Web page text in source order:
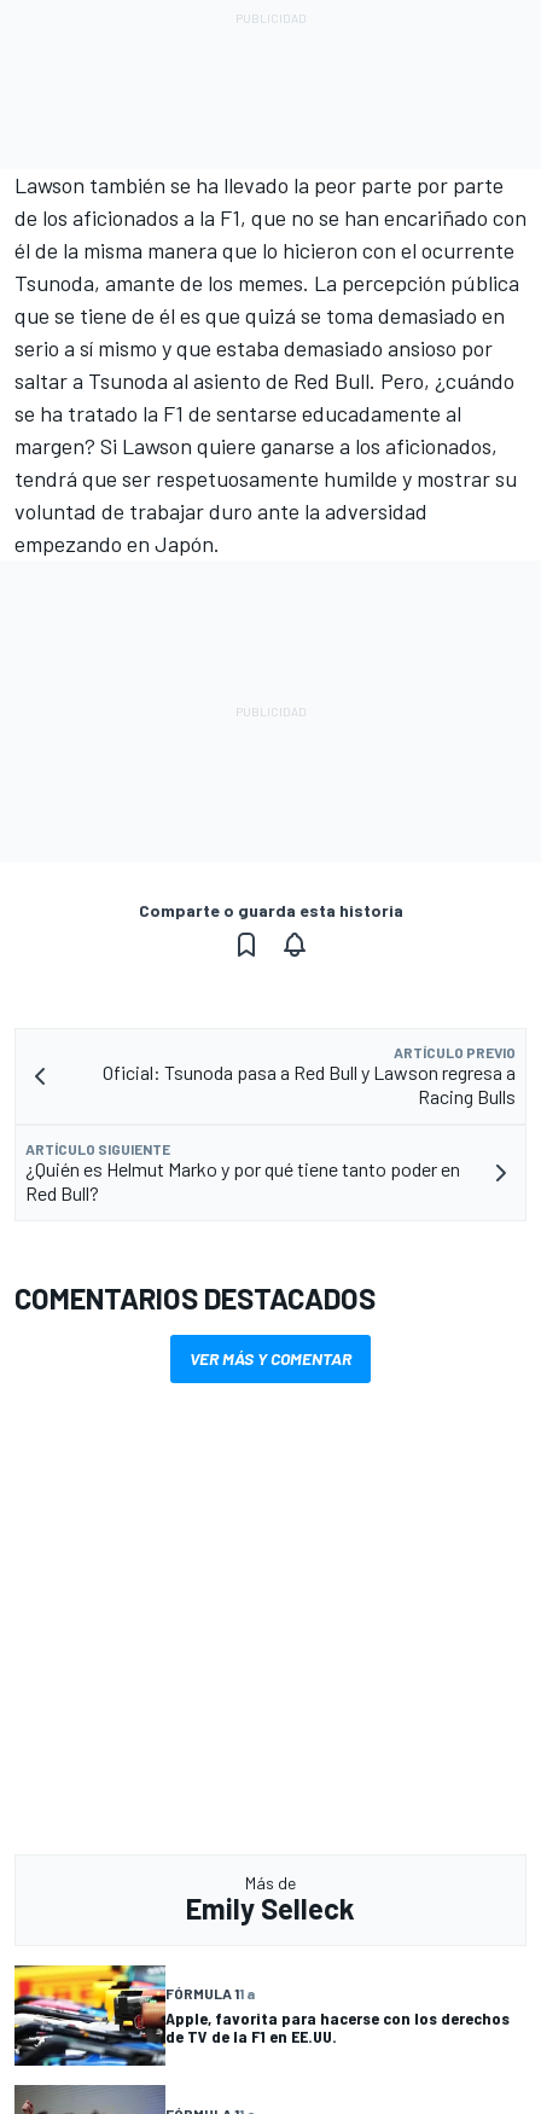
Lawson también se ha llevado la peor parte por parte
de los aficionados a la F1, que no se han encariñado con
él de la misma manera que lo hicieron con el ocurrente
Tsunoda, amante de los memes. La percepción pública
que se tiene de él es que quizá se toma demasiado en
serio a sí mismo y que estaba demasiado ansioso por
saltar a Tsunoda al asiento de Red Bull. Pero, ¿cuándo
se ha tratado la F1 de sentarse educadamente al
margen? Si Lawson quiere ganarse a los aficionados,
tendrá que ser respetuosamente humilde y mostrar su
voluntad de trabajar duro ante la adversidad
empezando en Japón.
Comparte o guarda esta historia
ARTÍCULO PREVIO
Oficial: Tsunoda pasa a Red Bull y Lawson regresa a
Racing Bulls
ARTÍCULO SIGUIENTE
¿Quién es Helmut Marko y por qué tiene tanto poder en
Red Bull?
COMENTARIOS DESTACADOS
VER MÁS Y COMENTAR
Más de
Emily Selleck
FÓRMULA 11 a
Apple, favorita para hacerse con los derechos
de TV de la F1 en EE.UU.